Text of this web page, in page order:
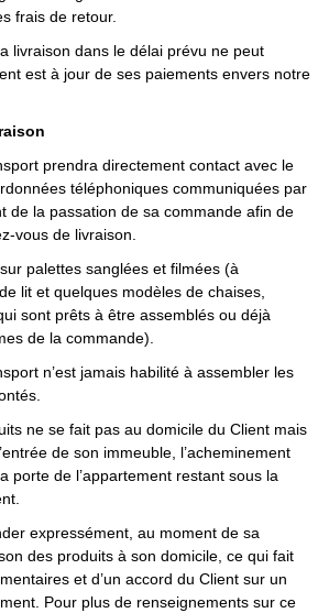
frais de retour.
livraison dans le délai prévu ne peut
est à jour de ses paiements envers notre
prendra directement contact avec le
téléphoniques communiquées par
de la passation de sa commande afin de
vous de livraison.
palettes sanglées et filmées (à
lit et quelques modèles de chaises,
sont prêts à être assemblés ou déjà
de la commande).
n’est jamais habilité à assembler les
ne se fait pas au domicile du Client mais
de son immeuble, l’acheminement
porte de l’appartement restant sous la
expressément, au moment de sa
des produits à son domicile, ce qui fait
et d’un accord du Client sur un
Pour plus de renseignements sur ce